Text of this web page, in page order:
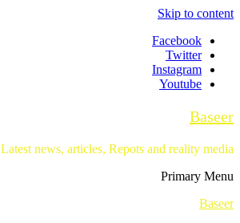
Skip to content
Facebook
Twitter
Instagram
Youtube
Baseer
Latest news, articles, Repots and reality media
Primary Menu
Baseer